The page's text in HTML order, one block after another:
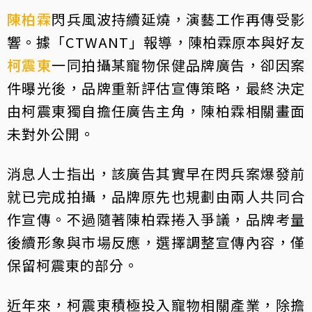
陳柏霖閃兵風波持續延燒，演藝工作再傳受影
響。據「CTWANT」報導，陳柏霖原本與好友
柯震東一同拍攝某寵物保健品牌廣告，卻因案
件曝光後，品牌重新評估宣傳策略，最終決定
由柯震東獨自擔任廣告主角，陳柏霖相關畫面
未對外公開。
消息人士指出，該廣告其實早在閃兵案爆發前
就已完成拍攝，品牌原先也規劃由兩人共同合
作宣傳。不過隨著陳柏霖捲入爭議，品牌考量
後續形象與市場反應，選擇調整宣傳內容，僅
保留柯震東的部分。
近年來，柯震東積極投入寵物相關產業，除擔